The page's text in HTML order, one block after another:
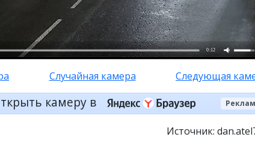
0:15
Случайная камера Следующая
камеру в
Источник: